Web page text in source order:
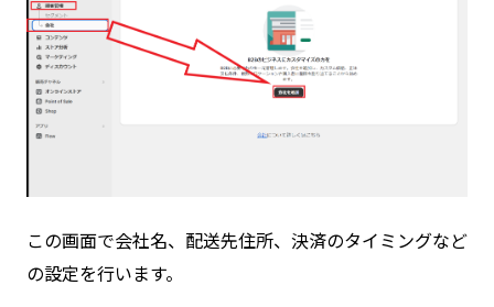
この画面で会社名、配送先住所、決済のタイミングなど
の設定を行います。